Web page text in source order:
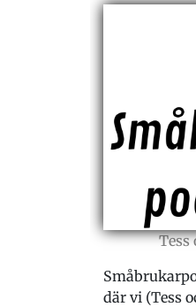
Tess
där vi (Tess